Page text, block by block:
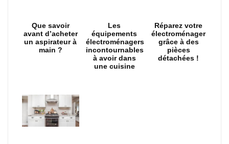
Que savoir
avant d’acheter
un aspirateur à
main ?
Les
équipements
électroménagers
incontournables
à avoir dans
une cuisine
Réparez votre
électroménager
grâce à des
pièces
détachées !